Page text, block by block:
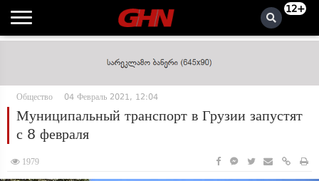
12+
Общество 04 Февраль 2021, 12:04
Муниципальный транспорт в Грузии запустят
с 8 февраля
1979